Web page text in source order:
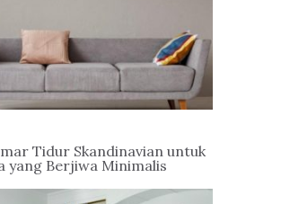
Tidur Skandinavian untuk
yang Berjiwa Minimalis